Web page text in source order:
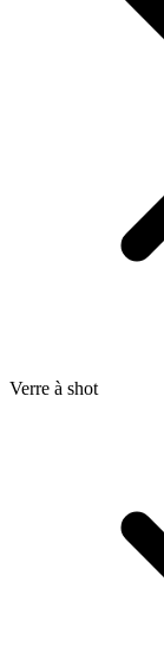
Verre à shot